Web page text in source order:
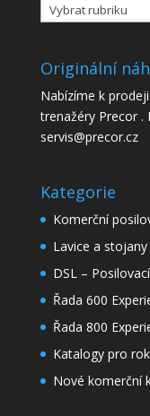
Rubriky
Originální
Nabízíme k
trenažéry Precor .
servis@precor.cz
Kategorie
Komerční
Lavice a
DSL –
Řada 600
Řada 800
Katalogy pro
Nové komerční